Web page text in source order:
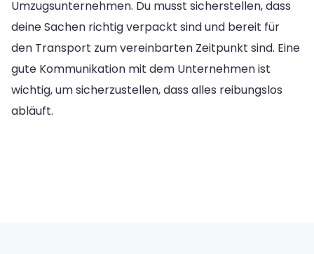
Umzugsunternehmen. Du musst sicherstellen, dass
deine Sachen richtig verpackt sind und bereit für
den Transport zum vereinbarten Zeitpunkt sind. Eine
gute Kommunikation mit dem Unternehmen ist
wichtig, um sicherzustellen, dass alles reibungslos
abläuft.